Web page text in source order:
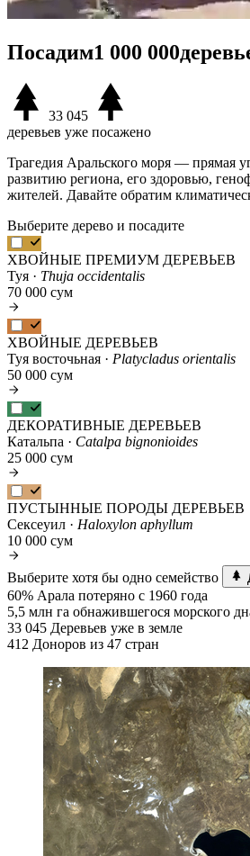
Посадим1 000 000
33 045
деревьев уже посажено
Трагедия Аральского моря — прямая
развитию региона, его здоровью,
жителей. Давайте обратим
Выберите дерево и посадите
ХВОЙНЫЕ ПРЕМИУМ ДЕРЕВЬЕВ
Туя · Thuja occidentalis
70 000 сум
ХВОЙНЫЕ ДЕРЕВЬЕВ
Туя восточьная · Platycladus orientalis
50 000 сум
ДЕКОРАТИВНЫЕ ДЕРЕВЬЕВ
Катальпа · Catalpa bignonioides
25 000 сум
ПУСТЫННЫЕ ПОРОДЫ ДЕРЕВЬЕВ
Сексеуил · Haloxylon aphyllum
10 000 сум
Выберите хотя бы одно семейство
60% Арала потеряно с 1960 года
5,5 млн га обнажившегося морского
33 045 Деревьев уже в земле
412 Доноров из 47 стран